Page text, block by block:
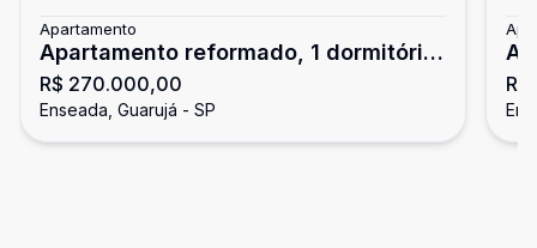
Apartamento
Apartamento reformado, 1 dormitório,
Enseada, Guarujá
R$ 270.000,00
Enseada, Guarujá - SP